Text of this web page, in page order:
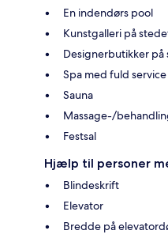
En indendørs pool
Kunstgalleri på
Designerbutikker på
Spa med fuld service
Sauna
Massage-/
Festsal
Hjælp til personer
Blindeskrift
Elevator
Bredde på